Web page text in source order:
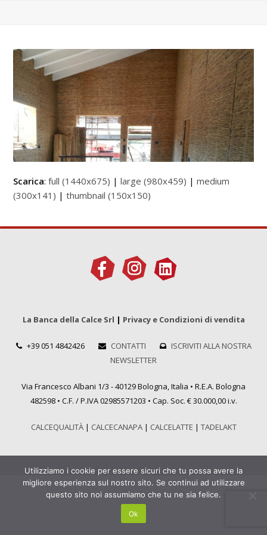
Scarica:full (1440x675) |large (980x459) |medium
(300x141) |thumbnail (150x150)
La Banca della Calce Srl | Privacy e Condizioni di vendita
+39 051 4842426 CONTATTI
ISCRIVITI ALLA NOSTRA
NEWSLETTER
Via Francesco Albani 1/3 - 40129 Bologna, Italia • R.E.A. Bologna
482598 • C.F. / P.IVA 02985571203 • Cap. Soc. € 30.000,00 i.v.
CALCEQUALITÀ| CALCECANAPA| CALCELATTE | TADELAKT
Utilizziamo i cookie per essere sicuri che tu possa avere la
migliore esperienza sul nostro sito. Se continui ad utilizzare
questo sito noi assumiamo che tu ne sia felice.
Ok